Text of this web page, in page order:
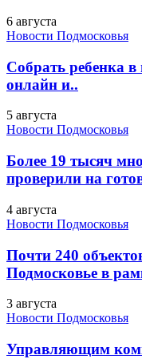
6 августа
Новости Подмосковья
Собрать ребенка
онлайн и..
5 августа
Новости Подмосковья
Более 19 тысяч
проверили на
4 августа
Новости Подмосковья
Почти 240
Подмосковье в
3 августа
Новости Подмосковья
Управляющим